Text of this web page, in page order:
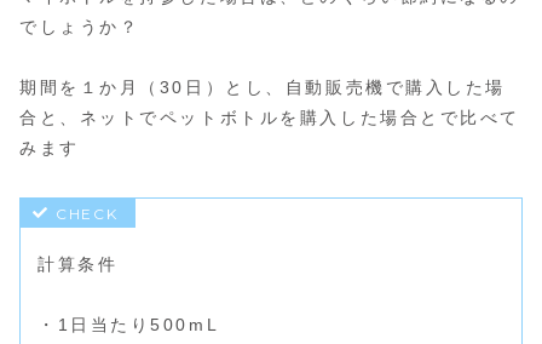
でしょうか？
期間を１か月（30日）とし、自動販売機で購入した場
合と、ネットでペットボトルを購入した場合とで比べて
みます
計算条件
・1日当たり500mL